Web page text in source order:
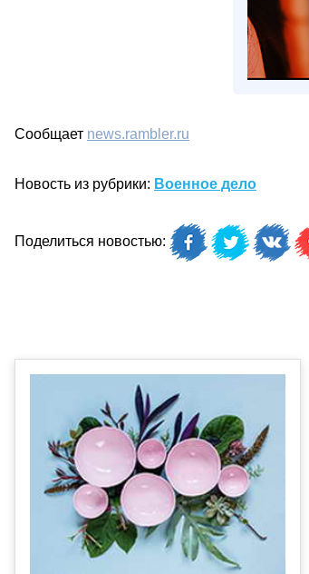
Сообщает news.rambler.ru
Новость из рубрики: Военное дело
Поделиться новостью: